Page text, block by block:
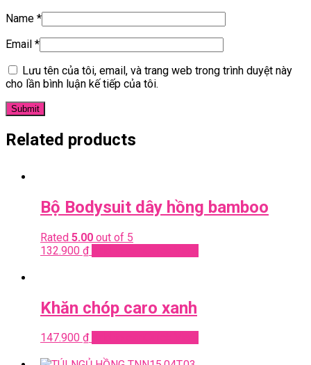
Name *
Email *
Lưu tên của tôi, email, và trang web trong trình duyệt này
cho lần bình luận kế tiếp của tôi.
Related products
Bộ Bodysuit dây hồng bamboo
Rated 5.00 out of 5
132.900 ₫
Khăn chóp caro xanh
147.900 ₫